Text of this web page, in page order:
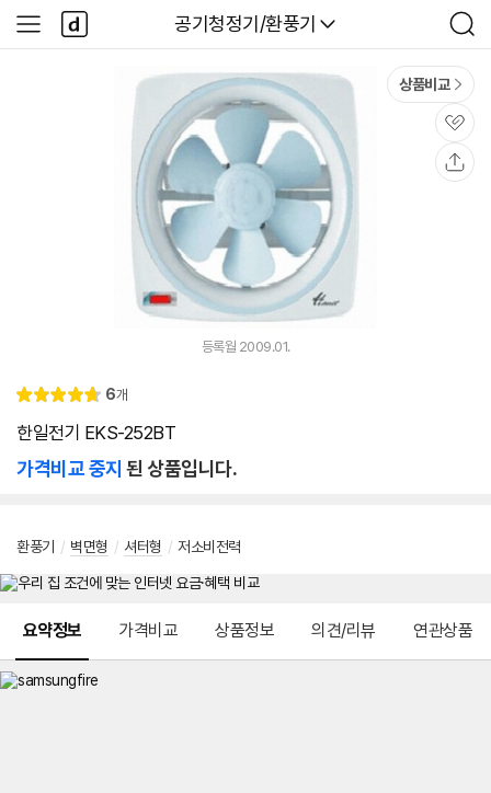
다나와
공기청정기/환풍기
검
색
사
이
다
나
와
상품비교
관
심
등록월 2009.01.
별
4.
리
6개
한일전기 EKS-252BT
가격비교 중지 된 상품입니다.
환풍기 / 벽면형 / 셔터형 / 저소비전력
요약정보 가격비교 상품정보 의견/리뷰 연관상품